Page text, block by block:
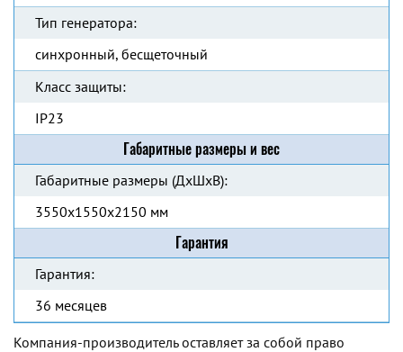
Тип генератора:
синхронный, бесщеточный
Класс защиты:
IP23
Габаритные размеры и вес
Габаритные размеры (ДхШхВ):
3550х1550х2150 мм
Гарантия
Гарантия:
36 месяцев
Компания-производитель оставляет за собой право